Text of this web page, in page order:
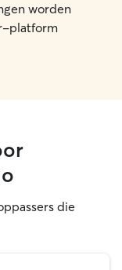
worden
platform
die